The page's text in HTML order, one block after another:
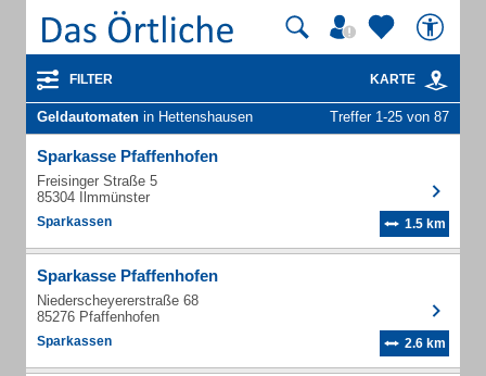
FILTER KARTE
Geldautomaten in Hettenshausen Treffer 1-25 von 87
Sparkasse Pfaffenhofen
Freisinger Straße 5
85304 Ilmmünster
Sparkassen 1.5 km
Sparkasse Pfaffenhofen
Niederscheyererstraße 68
85276 Pfaffenhofen
Sparkassen 2.6 km